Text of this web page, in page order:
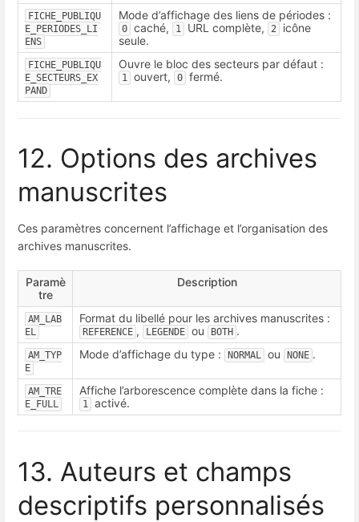
FICHE_PUBLIQU
E_PERIODES_LI
ENS
Mode d’affichage des liens de périodes :
0 caché, 1 URL complète, 2
icône
seule.
FICHE_PUBLIQU
E_SECTEURS_EX
PAND
Ouvre le bloc des secteurs par défaut :
1 ouvert, 0 fermé.
12. Options des archives
manuscrites
Ces paramètres concernent l’affichage et l’organisation des
archives manuscrites.
Paramè
tre
Description
AM_LAB
EL
Format du libellé pour les archives manuscrites :
REFERENCE , LEGENDE ou BOTH .
AM_TYP
E
Mode d’affichage du type : NORMAL ou NONE .
AM_TRE
E_FULL
Affiche l’arborescence complète dans la fiche :
1 activé.
13. Auteurs et champs
descriptifs personnalisés